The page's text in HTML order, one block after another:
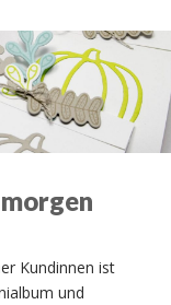
Kundinnen ist
und